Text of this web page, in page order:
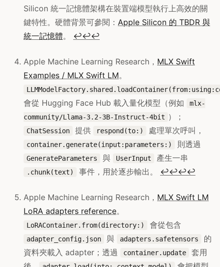
Silicon 統一記憶體架構在裝置端模型執行上高效的關
鍵特性。硬體背景可參閱： Apple Silicon 的 TBDR 與
統一記憶體。 ↩↩↩
Apple Machine Learning Research， MLX Swift
Examples / MLX Swift LM。
會從 Hugging Face Hub 載入量化模型（例如
mlx-
community/Llama-3.2-3B-Instruct-4bit ）；
ChatSession 提供 respond(to:) 處理單次呼叫，
container.generate(input:parameters:) 則透過
GenerateParameters 與 UserInput 產生一串
.chunk(text) 事件，用於逐步輸出。 ↩↩↩↩
Apple Machine Learning Research， MLX Swift LM
LoRA adapters reference。
LoRAContainer.from(directory:) 會從包含
adapter_config.json 與 adapters.safetensors
的
資料夾載入 adapter；透過
container.update
套用